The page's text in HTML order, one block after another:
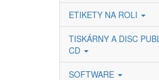
ETIKETY NA ROLI
TISKÁRNY A DISC
CD
SOFTWARE